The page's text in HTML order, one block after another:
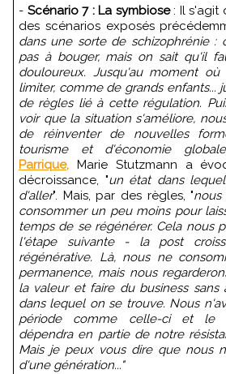
- Scénario 7 : La symbiose: Il s'agit
des scénarios exposés
dans une sorte de schizophrénie :
pas à bouger, mais on sait qu'il
douloureux. Jusqu'au moment
limiter, comme de grands enfants...
de règles lié à cette régulation.
voir que la situation s'améliore,
de réinventer de nouvelles
tourisme et d'économie globale
Parrique, Marie Stutzmann a
décroissance, "un état dans
d'aller". Mais, par des règles, "nous
consommer un peu moins pour
temps de se régénérer. Cela nous
l'étape suivante - la post
régénérative. Là, nous ne
permanence, mais nous
la valeur et faire du business sans
dans lequel on se trouve. Nous
période comme celle-ci et le
dépendra en partie de notre
Mais je peux vous dire que nous
d'une génération..."